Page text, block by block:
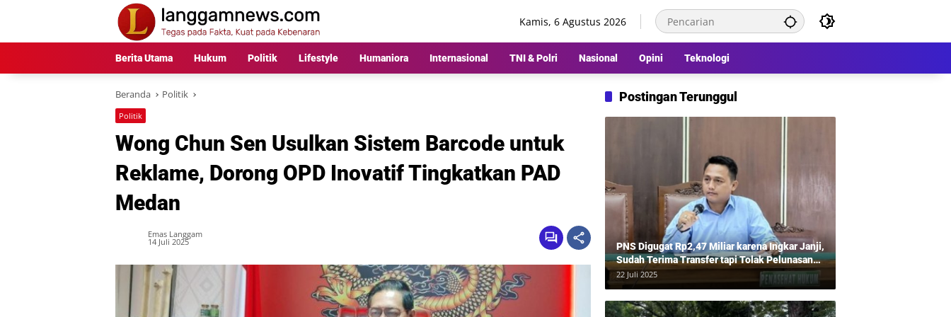
Kamis, 6 Agustus 2026
Berita Utama Hukum Politik Lifestyle Humaniora Internasional TNI & Polri Nasional Opini Teknologi
Beranda Politik
Politik
Wong Chun Sen Usulkan Sistem Barcode untuk
Reklame, Dorong OPD Inovatif Tingkatkan PAD
Medan
Emas Langgam
14 Juli 2025
Postingan Terunggul
PNS Digugat Rp2,47 Miliar karena Ingkar Janji,
Sudah Terima Transfer tapi Tolak Pelunasan
Bertahap, Balas Gugat Tuding Lawan Tipu
Rp850 Juta
22 Juli 2025